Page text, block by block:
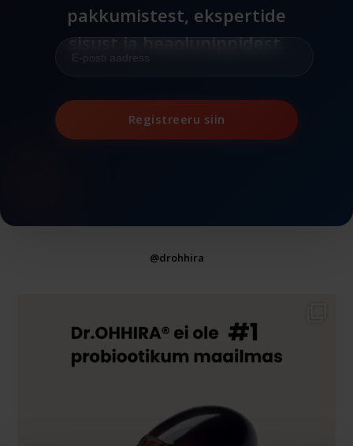
pakkumistest, ekspertide
sisust ja heaolunippidest.
Registreeru siin
@drohhira